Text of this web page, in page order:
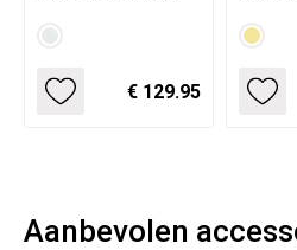
€ 129.95
Aanbevolen